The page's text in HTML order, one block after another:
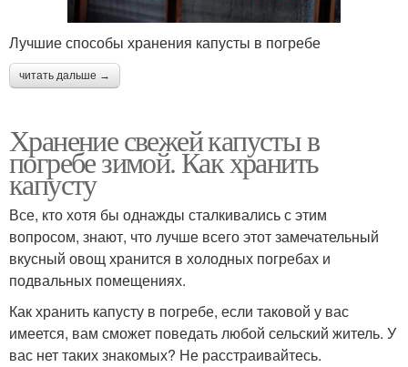
Лучшие способы хранения капусты в погребе
читать дальше →
Хранение свежей капусты в
погребе зимой. Как хранить
капусту
Все, кто хотя бы однажды сталкивались с этим
вопросом, знают, что лучше всего этот замечательный
вкусный овощ хранится в холодных погребах и
подвальных помещениях.
Как хранить капусту в погребе, если таковой у вас
имеется, вам сможет поведать любой сельский житель. У
вас нет таких знакомых? Не расстраивайтесь.